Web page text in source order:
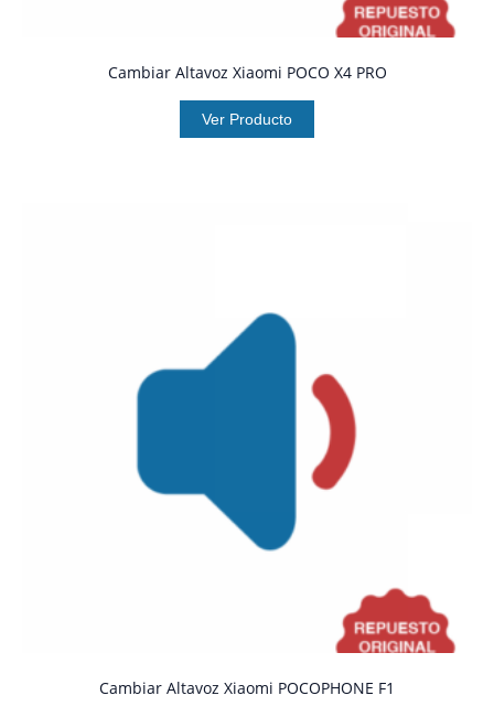
Cambiar Altavoz Xiaomi POCO X4 PRO
Ver Producto
Cambiar Altavoz Xiaomi POCOPHONE F1